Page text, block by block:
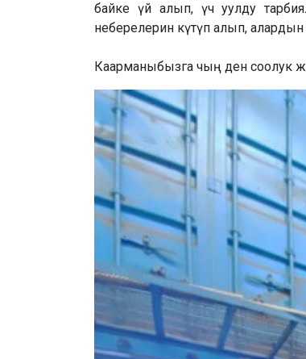
байке үй алып, үч уулду
неберелерин күтүп алып, алардын
Каарманыбызга чың ден соолук